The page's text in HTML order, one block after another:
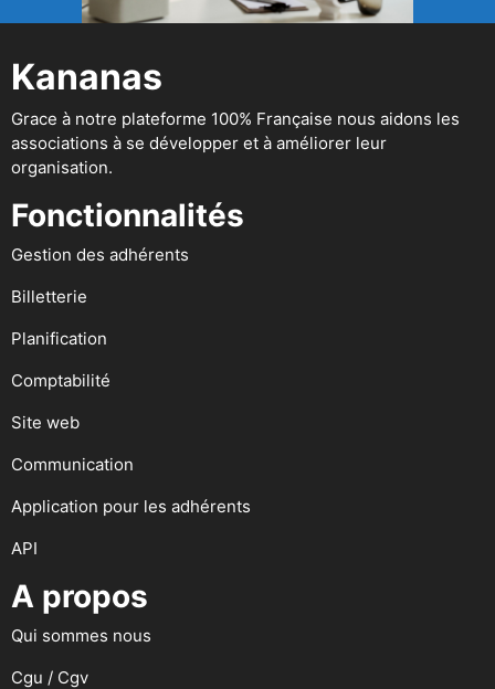
Kananas
Grace à notre plateforme 100% Française nous aidons les
associations à se développer et à améliorer leur
organisation.
Fonctionnalités
Gestion des adhérents
Billetterie
Planification
Comptabilité
Site web
Communication
Application pour les adhérents
API
A propos
Qui sommes nous
Cgu / Cgv